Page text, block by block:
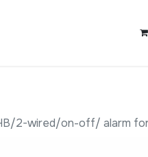
2-wired/on-off/ alarm